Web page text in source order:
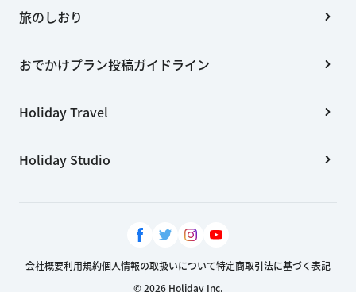
旅のしおり
おでかけプラン投稿ガイドライン
Holiday Travel
Holiday Studio
会社概要利用規約個人情報の取扱いについて特定商取引法に基づく表記
© 2026 Holiday Inc.